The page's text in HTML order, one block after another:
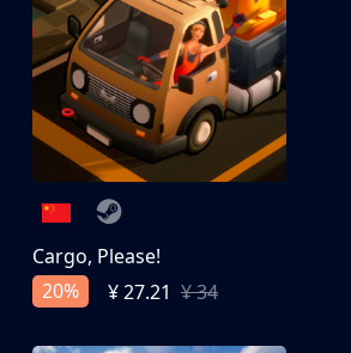
Cargo, Please!
20%
¥ 27.21 ¥ 34